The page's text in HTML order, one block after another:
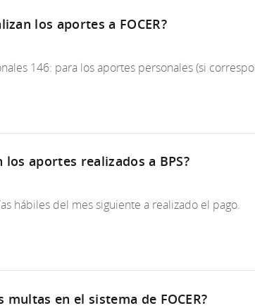
los aportes a FOCER?
146: para los aportes personales (si
los aportes realizados a BPS?
hábiles del mes siguiente a realizado el pago.
multas en el sistema de FOCER?